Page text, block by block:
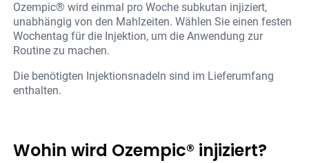
Ozempic® wird einmal pro Woche subkutan injiziert,
unabhängig von den Mahlzeiten. Wählen Sie einen festen
Wochentag für die Injektion, um die Anwendung zur
Routine zu machen.
Die benötigten Injektionsnadeln sind im Lieferumfang
enthalten.
Wohin wird Ozempic® injiziert?